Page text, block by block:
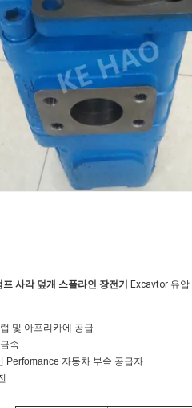
프 사각 덮개 스플라인 장전기 Excavtor 유
및 아프리카에 공급
속
Perfomance 자동차 부속 공급자